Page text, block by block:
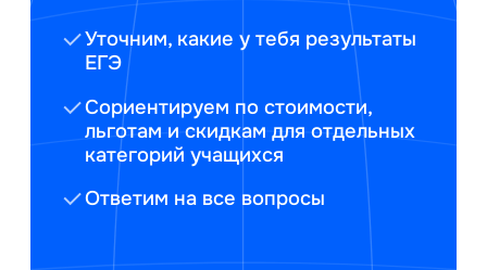
Уточним, какие у тебя результаты
ЕГЭ
Сориентируем по стоимости,
льготам и скидкам для отдельных
категорий учащихся
Ответим на все вопросы